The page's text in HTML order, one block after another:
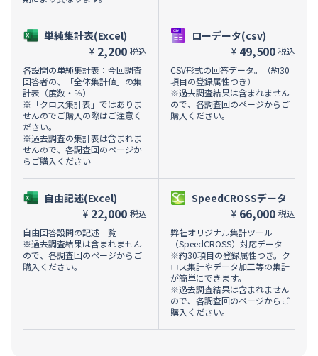
単純集計表(Excel)
¥ 2,200 税込
各設問の単純集計表：今回調査
回答者の、「全体集計値」の集
計表（度数・％）
※「クロス集計表」ではありま
せんのでご購入の際はご注意く
ださい。
※過去調査の集計表は含まれま
せんので、各調査回のページか
らご購入ください
自由記述(Excel)
¥ 22,000 税込
自由回答設問の記述一覧
※過去調査結果は含まれません
ので、各調査回のページからご
購入ください。
ローデータ(csv)
¥ 49,500 税込
CSV形式の回答データ。（約30
項目の登録属性つき）
※過去調査結果は含まれません
ので、各調査回のページからご
購入ください。
SpeedCROSSデータ
¥ 66,000 税込
弊社オリジナル集計ツール
（SpeedCROSS）対応データ
※約30項目の登録属性つき。ク
ロス集計やデータ加工等の集計
が簡単にできます。
※過去調査結果は含まれません
ので、各調査回のページからご
購入ください。